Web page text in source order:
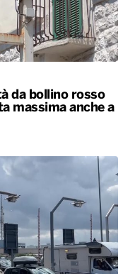
da bollino rosso
massima anche a